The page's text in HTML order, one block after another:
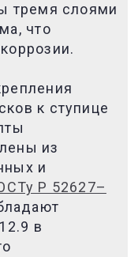
тремя слоями
что
к ступице
из
и
Р 52627–
в